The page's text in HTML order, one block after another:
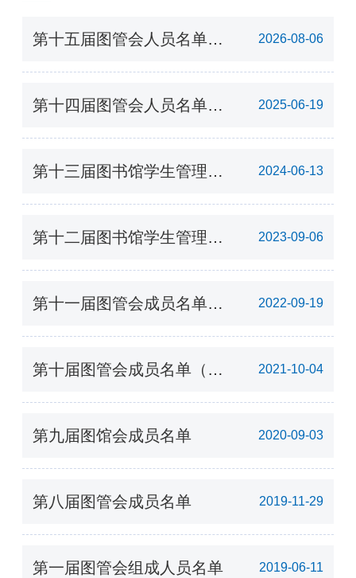
2026-08-06
第十五届图管会人员名单
2025-06-19
第十四届图管会人员名单
2024-06-13
第十三届图书馆学生管理委
2023-09-06
第十二届图书馆学生管理委
2022-09-19
第十一届图管会成员名单
2021-10-04
第十届图管会成员名单（34
2020-09-03
第九届图馆会成员名单
2019-11-29
第八届图管会成员名单
2019-06-11
第一届图管会组成人员名单